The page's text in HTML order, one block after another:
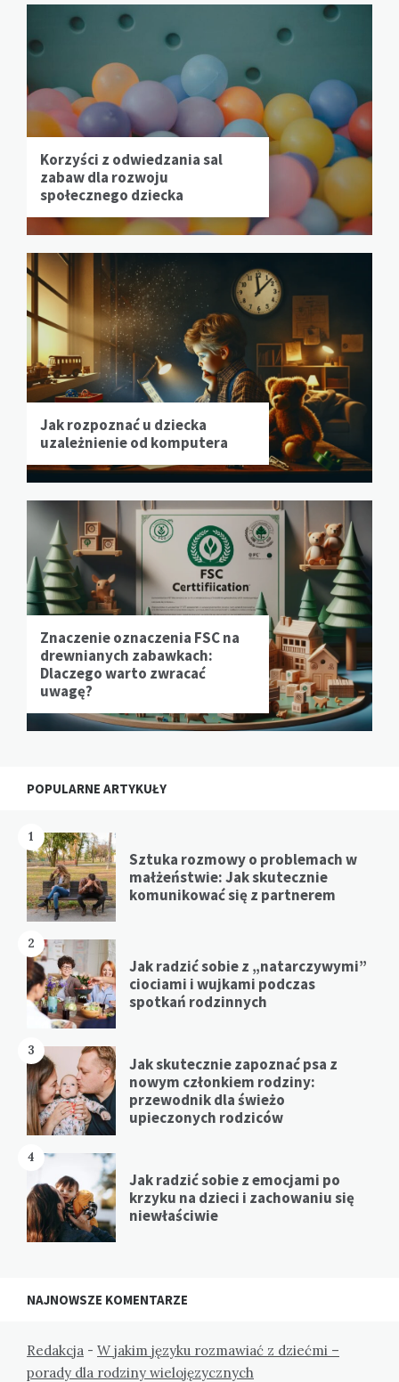
Korzyści z odwiedzania sal
zabaw dla rozwoju
społecznego dziecka
Jak rozpoznać u dziecka
uzależnienie od komputera
Znaczenie oznaczenia FSC na
drewnianych zabawkach:
Dlaczego warto zwracać
uwagę?
POPULARNE ARTYKUŁY
1
Sztuka rozmowy o problemach w
małżeństwie: Jak skutecznie
komunikować się z partnerem
2
Jak radzić sobie z „natarczywymi”
ciociami i wujkami podczas
spotkań rodzinnych
3
Jak skutecznie zapoznać psa z
nowym członkiem rodziny:
przewodnik dla świeżo
upieczonych rodziców
4
Jak radzić sobie z emocjami po
krzyku na dzieci i zachowaniu się
niewłaściwie
NAJNOWSZE KOMENTARZE
Redakcja - W jakim języku rozmawiać z dziećmi –
porady dla rodziny wielojęzycznych